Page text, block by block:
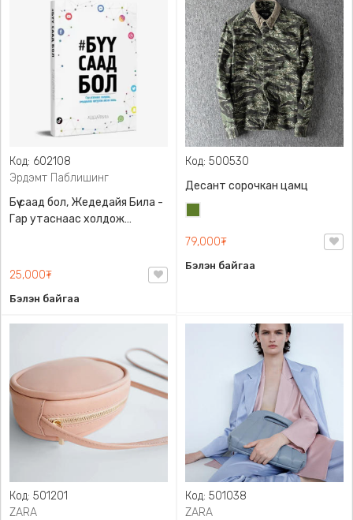
Код: 602108
Эрдэмт Паблишинг
Бүү саад бол, Жедедайя Била -
Гар утаснаас холдож
9789919235192
25,000₮
Бэлэн байгаа
Код: 500530
Десант сорочкан цамц
79,000₮
Бэлэн байгаа
Код: 501201
ZARA
Код: 501038
ZARA